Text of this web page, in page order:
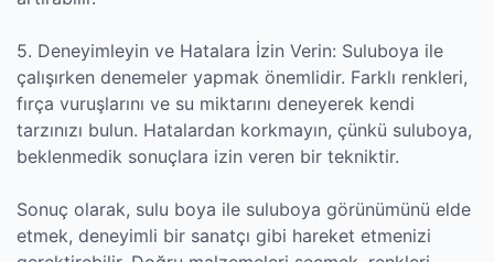
5. Deneyimleyin ve Hatalara İzin Verin: Suluboya ile
çalışırken denemeler yapmak önemlidir. Farklı renkleri,
fırça vuruşlarını ve su miktarını deneyerek kendi
tarzınızı bulun. Hatalardan korkmayın, çünkü suluboya,
beklenmedik sonuçlara izin veren bir tekniktir.
Sonuç olarak, sulu boya ile suluboya görünümünü elde
etmek, deneyimli bir sanatçı gibi hareket etmenizi